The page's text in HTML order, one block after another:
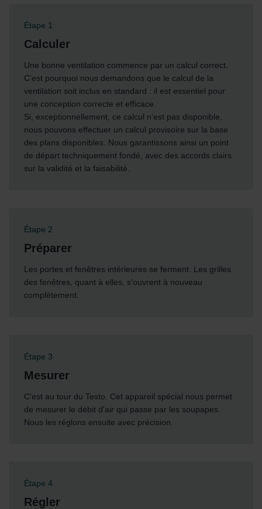
Étape 1
Calculer
Une bonne ventilation commence par un calcul correct.
C'est pourquoi nous demandons que le calcul de la
ventilation soit inclus en standard : il est essentiel pour
une conception correcte et efficace.
Si, exceptionnellement, ce calcul n'est pas disponible,
nous pouvons effectuer un calcul provisoire sur la base
des plans disponibles. Nous garantissons ainsi un point
de départ techniquement fondé, avec des accords clairs
sur la validité et la faisabilité.
Étape 2
Préparer
Les portes et fenêtres intérieures se ferment. Les grilles
des fenêtres, quant à elles, s'ouvrent à nouveau
complètement.
Étape 3
Mesurer
C'est au tour du Testo. Cet appareil spécial nous permet
de mesurer le débit d'air qui passe par les soupapes.
Nous les réglons ensuite avec précision.
Étape 4
Régler